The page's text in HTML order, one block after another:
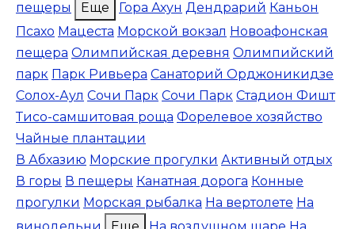
пещеры
Еще Гора Ахун Дендрарий Каньон
Псахо Мацеста Морской вокзал Новоафонская
пещера Олимпийская деревня Олимпийский
парк Парк Ривьера Санаторий Орджоникидзе
Солох-Аул Сочи Парк Сочи Парк Стадион Фишт
Тисо-самшитовая роща Форелевое хозяйство
Чайные плантации
В Абхазию Морские прогулки Активный отдых
В горы В пещеры Канатная дорога Конные
прогулки Морская рыбалка На вертолете На